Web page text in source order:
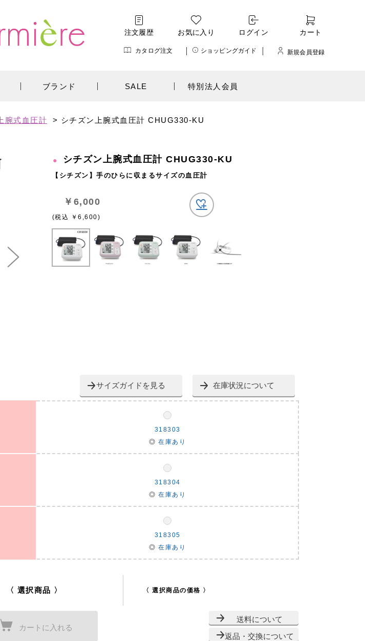
注文履歴 お気に入り ログイン カート
カタログ注文 ショッピングガイド 新規会員登録
ブランド SALE 特別法人会員
上腕式血圧計 > シチズン上腕式血圧計 CHUG330-KU
シチズン上腕式血圧計 CHUG330-KU
【シチズン】手のひらに収まるサイズの血圧計
￥6,000
(税込 ￥6,600)
サイズガイドを見る 在庫状況について
318303
◎ 在庫あり
318304
◎ 在庫あり
318305
◎ 在庫あり
〈 選択商品 〉 〈 選択商品の価格 〉
カートに入れる
送料について
返品・交換について